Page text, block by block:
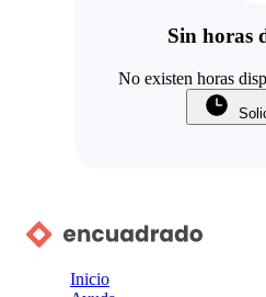
Sin horas
No existen horas
Inicio